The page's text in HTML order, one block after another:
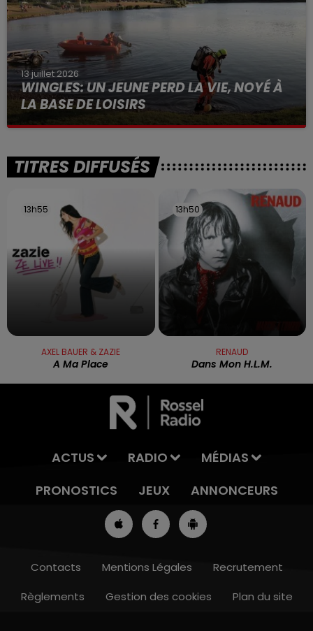
8h00 - 10h00
13 juillet 2026
WINGLES: UN JEUNE PERD LA VIE, NOYÉ À
LA BASE DE LOISIRS
La victime a coulé à pic
TITRES DIFFUSÉS
13h55
13h55
AXEL BAUER & ZAZIE
A Ma Place
13h50
13h50
RENAUD
Dans Mon H.l.m.
ACTUS RADIO
MÉDIAS
PRONOSTICS
JEUX ANNONCEURS
Contacts Mentions Légales
Recrutement
Règlements
Gestion des cookies Plan du site